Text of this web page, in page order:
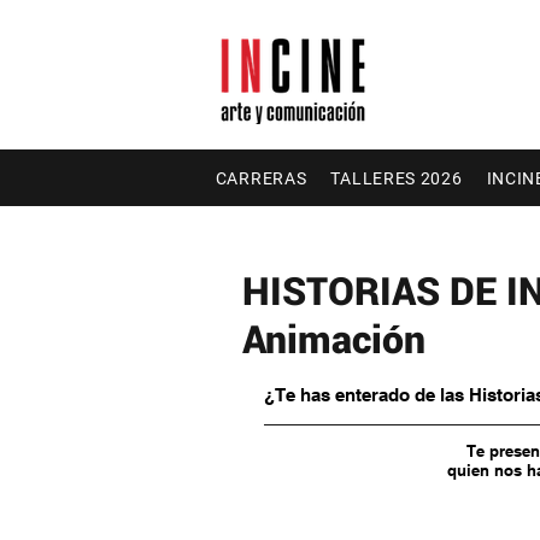
CARRERAS TALLERES 2026
HISTORIAS DE
Animación
¿Te has enterado de las
Te
quien nos